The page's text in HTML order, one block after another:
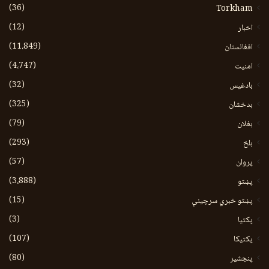
Torkham
(36)
اخبار
(12)
افغانستان
(11،849)
امنیت
(4،747)
بادغیس
(32)
بدخشان
(325)
بغلان
(79)
بلخ
(293)
پروان
(57)
پښتو
(3،888)
پښتو خبري سرچينې
(15)
پکتيا
(3)
پکتیکا
(107)
پنجشیر
(80)